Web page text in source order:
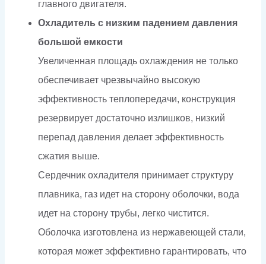
главного двигателя.
Охладитель с низким падением давления
большой емкости
Увеличенная площадь охлаждения не только
обеспечивает чрезвычайно высокую
эффективность теплопередачи, конструкция
резервирует достаточно излишков, низкий
перепад давления делает эффективность
сжатия выше.
Сердечник охладителя принимает структуру
плавника, газ идет на сторону оболочки, вода
идет на сторону трубы, легко чистится.
Оболочка изготовлена из нержавеющей стали,
которая может эффективно гарантировать, что